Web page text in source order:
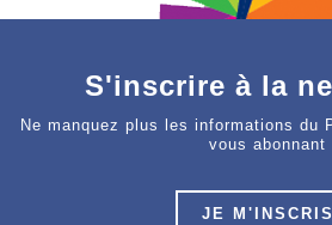
S'inscrire à la
Ne manquez plus les informations du
vous abonnant
JE M'INSCRIS